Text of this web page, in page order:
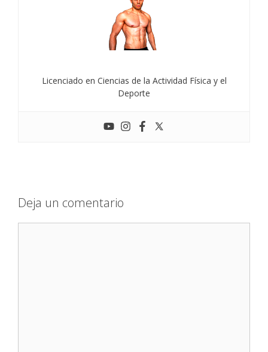
Licenciado en Ciencias de la Actividad Física y el
Deporte
Deja un comentario